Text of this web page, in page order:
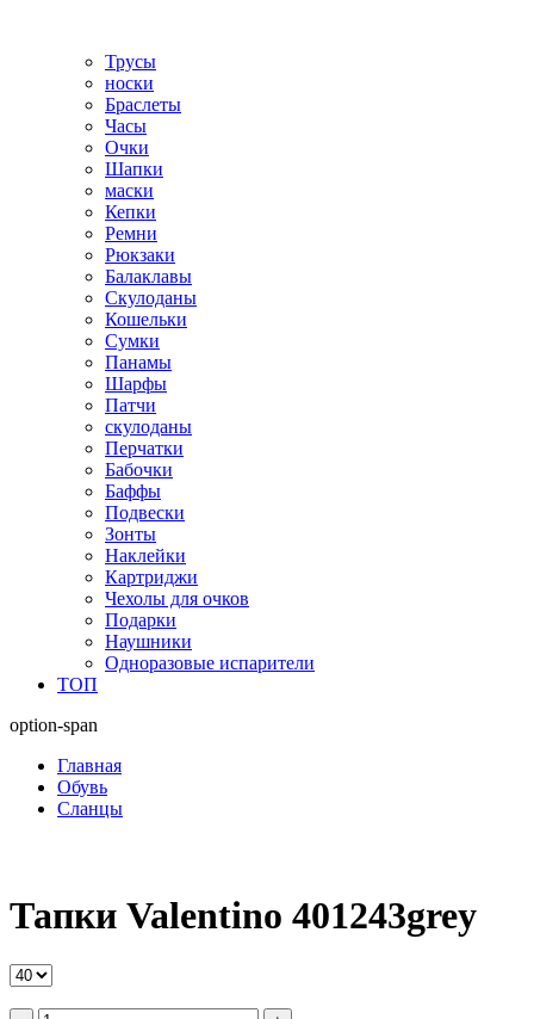
Трусы
носки
Браслеты
Часы
Очки
Шапки
маски
Кепки
Ремни
Рюкзаки
Балаклавы
Скулоданы
Кошельки
Сумки
Панамы
Шарфы
Патчи
скулоданы
Перчатки
Бабочки
Баффы
Подвески
Зонты
Наклейки
Картриджи
Чехолы для очков
Подарки
Наушники
Одноразовые испарители
ТОП
option-span
Главная
Обувь
Сланцы
Тапки Valentino 401243grey